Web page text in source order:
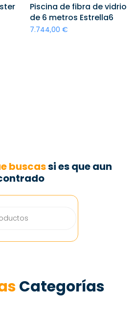
Piscina de fibra de vidrio
de 6 metros Estrella6
7.744,00 €
buscassi es que aun
Categorías